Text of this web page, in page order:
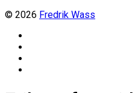
© 2026 Fredrik Wass